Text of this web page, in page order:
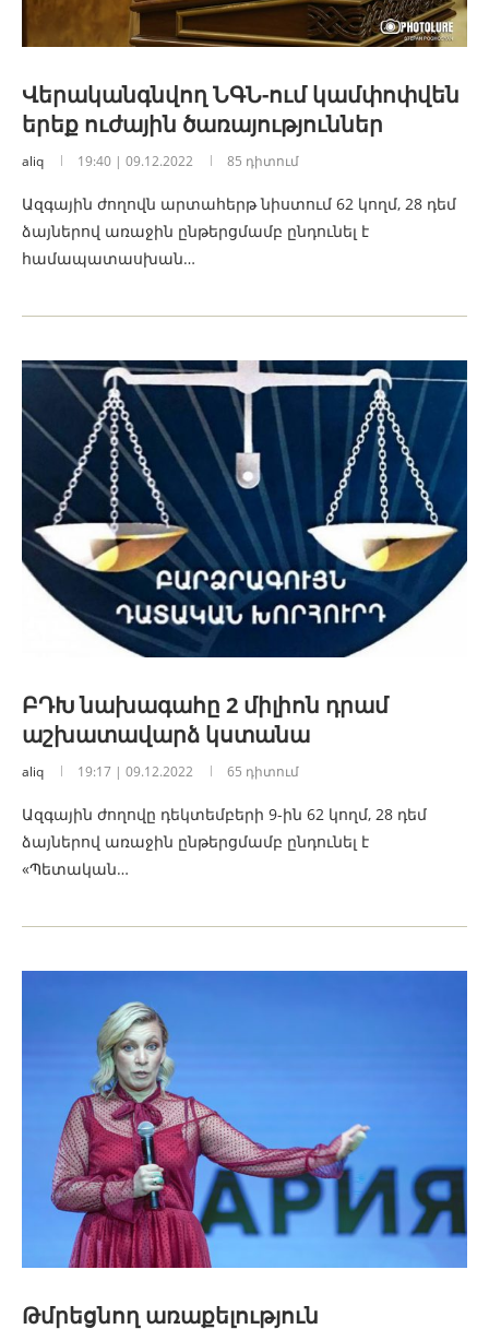
Վերականգնվող ՆԳՆ-ում կամփոփվեն
երեք ուժային ծառայություններ
aliq 19:40 | 09.12.2022 85 դիտում
Ազգային ժողովն արտահերթ նիստում 62 կողմ, 28 դեմ
ձայներով առաջին ընթերցմամբ ընդունել է
համապատասխան…
ԲԴԽ նախագահը 2 միլիոն դրամ
աշխատավարձ կստանա
aliq 19:17 | 09.12.2022 65 դիտում
Ազգային ժողովը դեկտեմբերի 9-ին 62 կողմ, 28 դեմ
ձայներով առաջին ընթերցմամբ ընդունել է
«Պետական…
Թմրեցնող առաքելություն